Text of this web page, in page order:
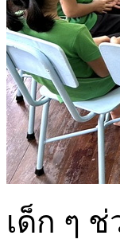
เด็ก ๆ